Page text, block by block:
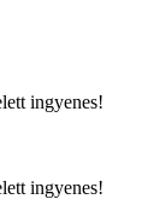
ingyenes!
ingyenes!